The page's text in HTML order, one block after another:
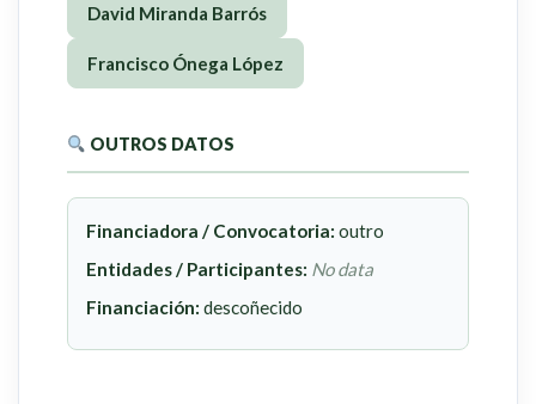
David Miranda Barrós
Francisco Ónega López
OUTROS DATOS
Financiadora / Convocatoria: outro
Entidades / Participantes: No data
Financiación: descoñecido